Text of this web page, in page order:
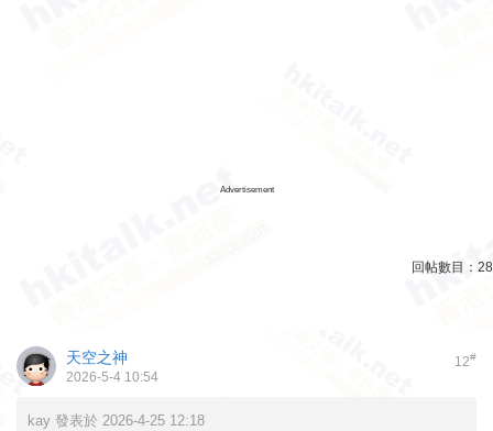
Advertisement
回帖數目： 28
12#
天空之神
2026-5-4 10:54
kay 發表於 2026-4-25 12:18